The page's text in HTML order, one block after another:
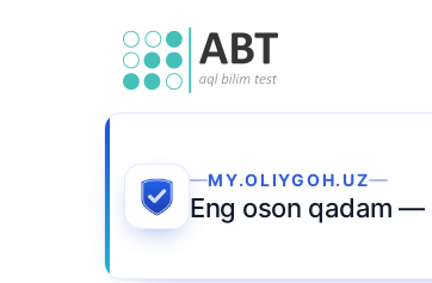
MY.OLIYGOH.UZ
Eng oson qadam —